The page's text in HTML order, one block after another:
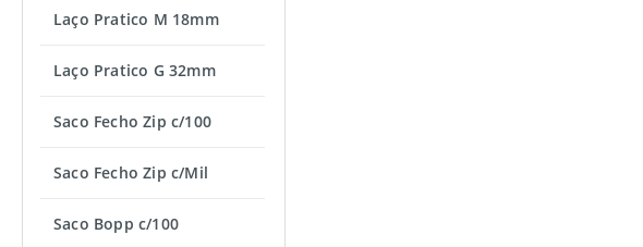
Laço Pratico M 18mm
Laço Pratico G 32mm
Saco Fecho Zip c/100
Saco Fecho Zip c/Mil
Saco Bopp c/100